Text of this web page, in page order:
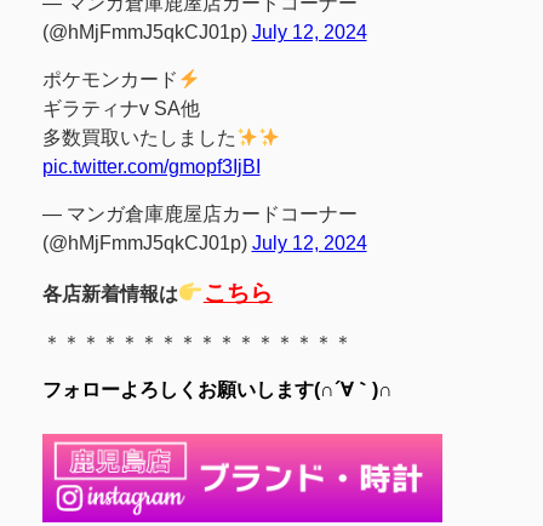
(@hMjFmmJ5qkCJ01p) July 12, 2024
ポケモンカード
ギラティナv SA他
多数買取いたしました
pic.twitter.com/gmopf3IjBI
— マンガ倉庫鹿屋店カードコーナー
(@hMjFmmJ5qkCJ01p) July 12, 2024
各店新着情報は こちら
＊＊＊＊＊＊＊＊＊＊＊＊＊＊＊＊
フォローよろしくお願いします(∩´∀｀)∩